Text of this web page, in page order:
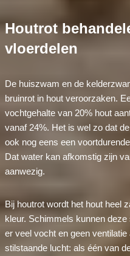
Houtrot
vloerdelen
De huiszwam en de
bruinrot in hout veroorzaken.
vochtgehalte van 20% hout
vanaf 24%. Het is wel zo dat
ook nog eens een
Dat water kan afkomstig zijn
aanwezig.
Bij houtrot wordt het hout heel
kleur. Schimmels kunnen
er veel vocht en geen
stilstaande lucht: als één van